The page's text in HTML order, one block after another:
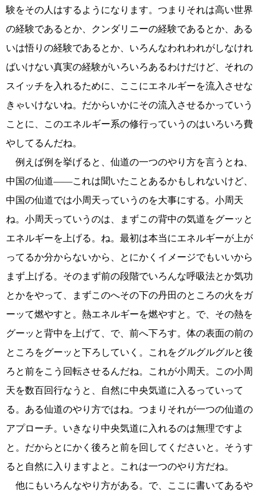
験をその人はするようになります。つまりそれは高い世界
の経験であるとか、クンダリニーの経験であるとか、ある
いは悟りの経験であるとか、いろんなわれわれがしなけれ
ばいけない真実の経験がいろいろあるわけだけど、それの
スイッチを入れるために、ここにエネルギーを流入させな
きゃいけないね。だからいかにその流入させるかっていう
ことに、このエネルギー系の修行っていうのはいろいろ費
やしてるんだね。
例えば例を挙げると、仙道の一つのやり方を言うとね、
中国の仙道――これは聞いたことあるかもしれないけど、
中国の仙道では小周天っていうのを大事にする。小周天
ね。小周天っていうのは、まずこの背中の気道をグーッと
エネルギーを上げる。ね。最初は本当にエネルギーが上が
ってるか分からないから、とにかくイメージでもいいから
まず上げる。そのまず前の段階でいろんな呼吸法とか気功
とかをやって、まずこのへその下の丹田のところの火をガ
ーッて燃やすと。熱エネルギーを燃やすと。で、その熱を
グーッと背中を上げて、で、前へ下ろす。体の表面の前の
ところをグーッと下ろしていく。これをグルグルグルと後
ろと前をこう回転させるんだね。これが小周天。この小周
天を数百回行なうと、自然に中央気道に入るっていって
る。ある仙道のやり方ではね。つまりそれが一つの仙道の
アプローチ。いきなり中央気道に入れるのは無理ですよ
と。だからとにかく後ろと前を回してくださいと。そうす
ると自然に入りますよと。これは一つのやり方だね。
他にもいろんなやり方がある。で、ここに書いてあるや